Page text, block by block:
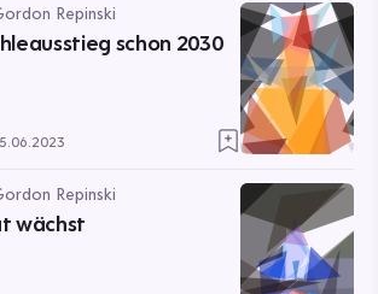
Repinski
schon 2030
Repinski
wächst